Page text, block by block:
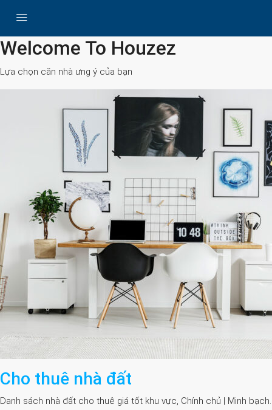
Search
Welcome To Houzez
Lựa chọn căn nhà ưng ý của bạn
Cho thuê nhà đất
Danh sách nhà đất cho thuê giá tốt khu vực, Chính chủ | Minh bạch.